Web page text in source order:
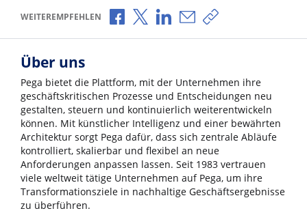
WEITEREMPFEHLEN Über Facebook teilen
Über X teilen
Über LinkedIn teilen
Über E-Mail teilen
Link zum Teilen
Über uns
Pega bietet die Plattform, mit der Unternehmen ihre
geschäftskritischen Prozesse und Entscheidungen neu
gestalten, steuern und kontinuierlich weiterentwickeln
können. Mit künstlicher Intelligenz und einer bewährten
Architektur sorgt Pega dafür, dass sich zentrale Abläufe
kontrolliert, skalierbar und flexibel an neue
Anforderungen anpassen lassen. Seit 1983 vertrauen
viele weltweit tätige Unternehmen auf Pega, um ihre
Transformationsziele in nachhaltige Geschäftsergebnisse
zu überführen.